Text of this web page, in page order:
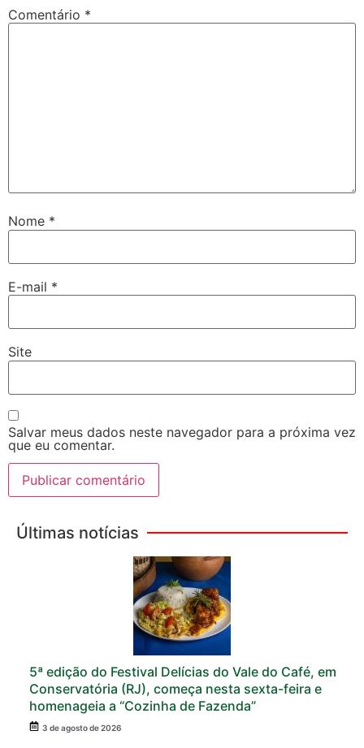
Comentário *
Nome *
E-mail *
Site
Salvar meus dados neste navegador para a próxima vez
que eu comentar.
Últimas notícias
5ª edição do Festival Delícias do Vale do Café, em
Conservatória (RJ), começa nesta sexta-feira e
homenageia a “Cozinha de Fazenda”
3 de agosto de 2026